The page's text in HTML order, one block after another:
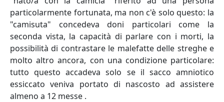
particolarmente fortunata, ma non c'è solo questo: la
"camisuta" concedeva doni particolari come la
seconda vista, la capacità di parlare con i morti, la
possibilità di contrastare le malefatte delle streghe e
molto altro ancora, con una condizione particolare:
tutto questo accadeva solo se il sacco amniotico
essiccato veniva portato di nascosto ad assistere
almeno a 12 messe .